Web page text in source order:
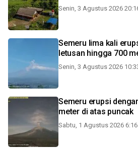
Senin, 3 Agustus 2026
Semeru lima kali
letusan hingga 700
Senin, 3 Agustus 2026
Semeru erupsi
meter di atas puncak
Sabtu, 1 Agustus 2026 6:16